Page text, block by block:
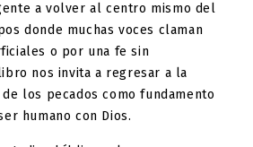
a volver al centro mismo del
donde muchas voces claman
o por una fe sin
nos invita a regresar a la
los pecados como fundamento
humano con Dios.